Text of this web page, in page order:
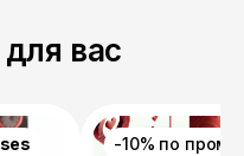
вас
-10% по